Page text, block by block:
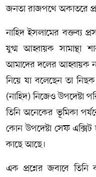
জনতা রাজপথে অকাতরে
নাহিদ ইসলামের বক্তব্য
যুগ্ম আহ্বায়ক সামান্থা
আমাদের দলের আহ্বায়ক
নিয়ে যা বলেছেন তা
(নাহিদ) নিজেও উপদেষ্টা
তিনি অনেকের ভূমিকা
কোন উপদেষ্টা সেফ এক্সিট
কাছে আছে।
এক প্রশ্নের জবাবে